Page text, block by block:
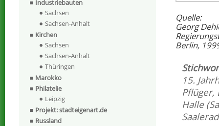
Quelle:
Georg
Berlin,
15.
Pflüger,
Halle
Industriebauten
Sachsen
Sachsen-Anhalt
Kirchen
Sachsen
Sachsen-Anhalt
Thüringen
Marokko
Philatelie
Leipzig
Projekt: stadteigenart.de
Russland